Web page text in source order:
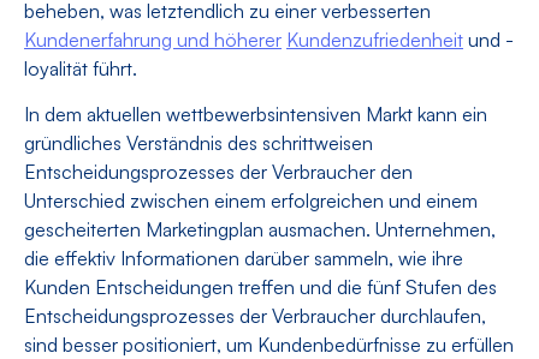
beheben, was letztendlich zu einer verbesserten
Kundenerfahrung und höherer Kundenzufriedenheit und -
loyalität führt.
In dem aktuellen wettbewerbsintensiven Markt kann ein
gründliches Verständnis des schrittweisen
Entscheidungsprozesses der Verbraucher den
Unterschied zwischen einem erfolgreichen und einem
gescheiterten Marketingplan ausmachen. Unternehmen,
die effektiv Informationen darüber sammeln, wie ihre
Kunden Entscheidungen treffen und die fünf Stufen des
Entscheidungsprozesses der Verbraucher durchlaufen,
sind besser positioniert, um Kundenbedürfnisse zu erfüllen